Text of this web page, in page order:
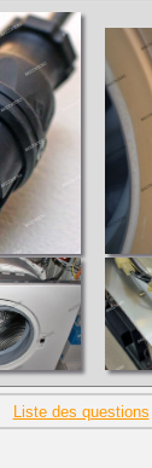
Liste des questions